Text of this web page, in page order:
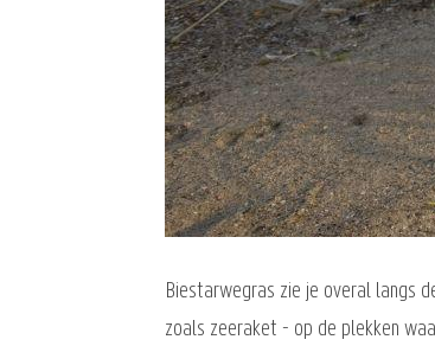
Biestarwegras zie je overal langs
zoals zeeraket - op de plekken